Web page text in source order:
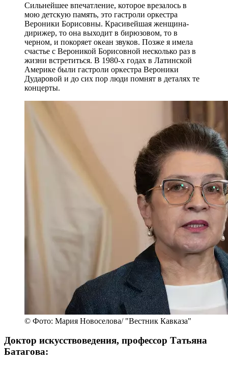
Сильнейшее впечатление, которое врезалось в
мою детскую память, это гастроли оркестра
Вероники Борисовны. Красивейшая женщина-
дирижер, то она выходит в бирюзовом, то в
черном, и покоряет океан звуков. Позже я имела
счастье с Вероникой Борисовной несколько раз в
жизни встретиться. В 1980-х годах в Латинской
Америке были гастроли оркестра Вероники
Дударовой и до сих пор люди помнят в деталях те
концерты.
© Фото: Мария Новоселова/ "Вестник Кавказа"
Доктор искусствоведения, профессор Татьяна
Батагова: